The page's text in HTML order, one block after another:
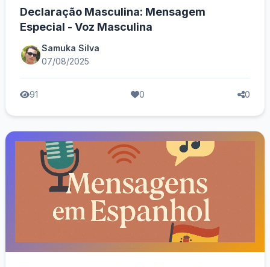
Declaração Masculina: Mensagem
Especial - Voz Masculina
Samuka Silva
07/08/2025
91 0 0